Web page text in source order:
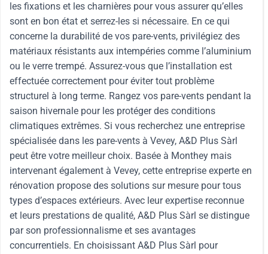
les fixations et les charnières pour vous assurer qu’elles
sont en bon état et serrez-les si nécessaire. En ce qui
concerne la durabilité de vos pare-vents, privilégiez des
matériaux résistants aux intempéries comme l’aluminium
ou le verre trempé. Assurez-vous que l’installation est
effectuée correctement pour éviter tout problème
structurel à long terme. Rangez vos pare-vents pendant la
saison hivernale pour les protéger des conditions
climatiques extrêmes. Si vous recherchez une entreprise
spécialisée dans les pare-vents à Vevey, A&D Plus Sàrl
peut être votre meilleur choix. Basée à Monthey mais
intervenant également à Vevey, cette entreprise experte en
rénovation propose des solutions sur mesure pour tous
types d’espaces extérieurs. Avec leur expertise reconnue
et leurs prestations de qualité, A&D Plus Sàrl se distingue
par son professionnalisme et ses avantages
concurrentiels. En choisissant A&D Plus Sàrl pour